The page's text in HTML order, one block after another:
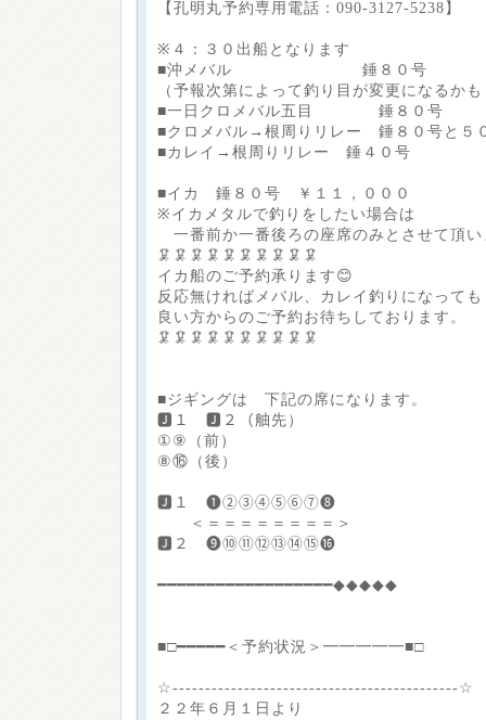
【孔明丸予約専用電話：090-3127-5238】
※４：３０出船となります
■沖メバル 錘８０号
（予報次第によって釣り目が変更になるか
■一日クロメバル五目 錘８０号
■クロメバル→根周りリレー 錘８０号と５
■カレイ→根周りリレー 錘４０号
■イカ 錘８０号 ￥１１，０００
※イカメタルで釣りをしたい場合は
一番前か一番後ろの座席のみとさせて頂い
🦑🦑🦑🦑🦑🦑🦑🦑🦑🦑
イカ船のご予約承ります😊
反応無ければメバル、カレイ釣りになっても
良い方からのご予約お待ちしております。
🦑🦑🦑🦑🦑🦑🦑🦑🦑🦑
■ジギングは 下記の席になります。
🅹１ 🅹２（舳先）
①⑨（前）
⑧⑯（後）
🅹１ ❶②③④⑤⑥⑦❽
＜＝＝＝＝＝＝＝＝＞
🅹２ ❾⑩⑪⑫⑬⑭⑮⓰
━━━━━━━━━━━━━━━━━━◆◆◆◆◆
■□━━━━━＜予約状況＞━━━━━■□
☆--------------------------------------------☆
２２年６月１日より